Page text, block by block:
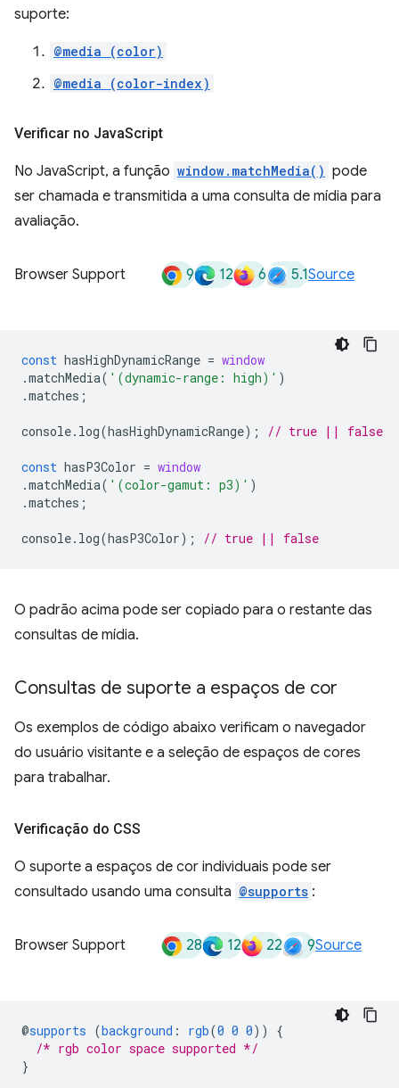
suporte:
@media (color)
@media (color-index)
Verificar no JavaScript
No JavaScript, a função window.matchMedia() pode
ser chamada e transmitida a uma consulta de mídia para
avaliação.
Browser Support 9 12 6 5.1Source
const hasHighDynamicRange = window
.matchMedia( '(dynamic-range: high)' )
.matches ;
console. log(hasHighDynamicRange); // true || false
const hasP3Color = window
.matchMedia( '(color-gamut: p3)' )
.matches ;
console. log(hasP3Color); // true || false
O padrão acima pode ser copiado para o restante das
consultas de mídia.
Consultas de suporte a espaços de cor
Os exemplos de código abaixo verificam o navegador
do usuário visitante e a seleção de espaços de cores
para trabalhar.
Verificação do CSS
O suporte a espaços de cor individuais pode ser
consultado usando uma consulta @supports :
Browser Support 28 12 22 9Source
@supports (background : rgb(0 0 0))
{
/* rgb color space supported */
}